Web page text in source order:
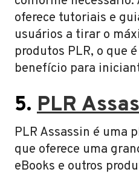
oferece tutoriais e
usuários a tirar o
produtos PLR, o que
benefício para
5. PLR
PLR Assassin é uma
que oferece uma
eBooks e outros